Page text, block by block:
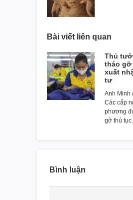
Bài viết liên quan
Thủ
tháo gỡ
xuất
tư
Anh Minh
Các cấp
phương
gỡ thủ
Bình luận